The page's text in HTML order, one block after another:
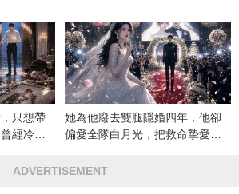
只想帶
經冷漠
她為他廢去雙腿隱婚四年，他卻
偏愛全隊白月光，把救命摯愛當
ADVERTISEMENT